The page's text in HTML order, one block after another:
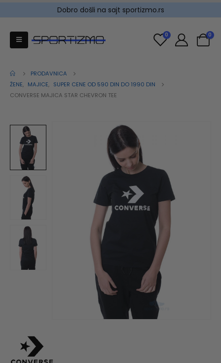
Dobro došli na sajt sportizmo.rs
0 0
PRODAVNICA
ŽENE, MAJICE, SUPER CENE OD 590 DIN DO 1990 DIN
CONVERSE MAJICA STAR CHEVRON TEE